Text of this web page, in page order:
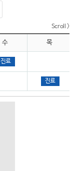
수 목
진료
진료